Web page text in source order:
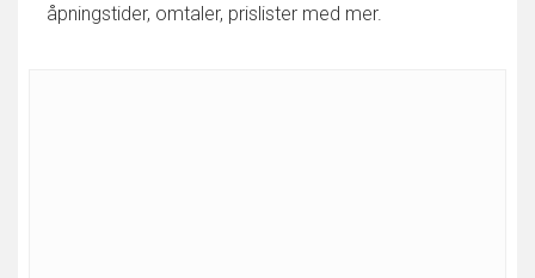
åpningstider, omtaler, prislister med mer.